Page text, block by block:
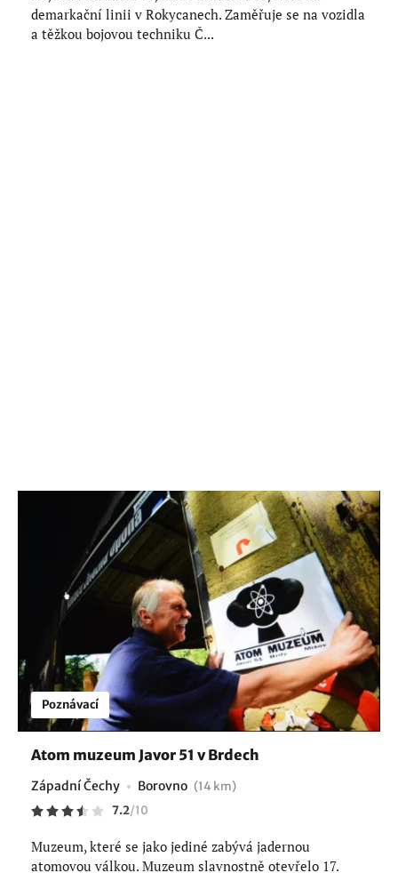
demarkační linii v Rokycanech. Zaměřuje se na vozidla
a těžkou bojovou techniku Č...
Poznávací
Atom muzeum Javor 51 v Brdech
Západní Čechy Borovno (14 km)
7.2/10
Muzeum, které se jako jediné zabývá jadernou
atomovou válkou. Muzeum slavnostně otevřelo 17.